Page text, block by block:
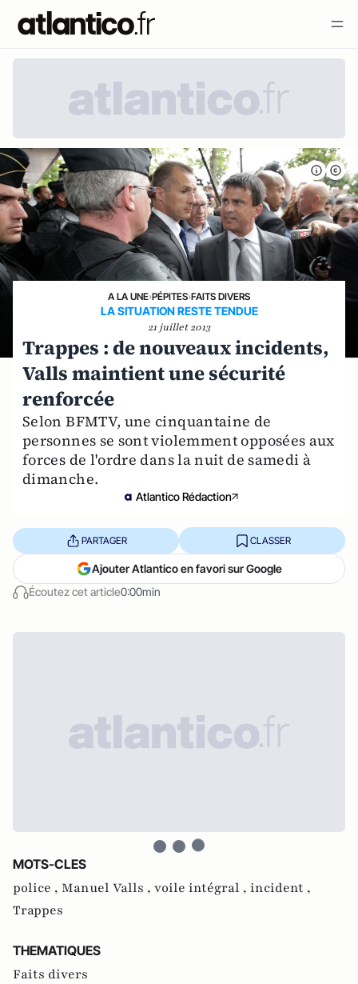
A LA UNE›PÉPITES›FAITS DIVERS
LA SITUATION RESTE TENDUE
21 juillet 2013
Trappes : de nouveaux incidents,
Valls maintient une sécurité
renforcée
Selon BFMTV, une cinquantaine de
personnes se sont violemment opposées aux
forces de l'ordre dans la nuit de samedi à
dimanche.
Atlantico Rédaction
Écoutez cet article0:00min
PARTAGER CLASSER
Ajouter Atlantico en favori sur Google
MOTS-CLES
police , Manuel Valls , voile intégral , incident ,
Trappes
THEMATIQUES
Faits divers